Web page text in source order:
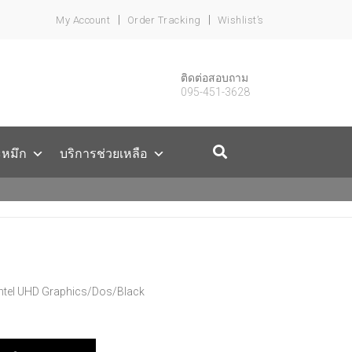
My Account Order Tracking Wishlist’s
ติดต่อสอบถาม
095-451-3628
หมึก บริการช่วยเหลือ
UHD Graphics/Dos/Black